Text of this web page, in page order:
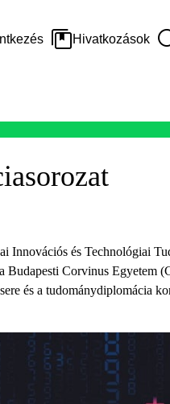
Hivatkozások
Innovációs és Technológiai
Budapesti Corvinus Egyetem
és a tudománydiplomácia